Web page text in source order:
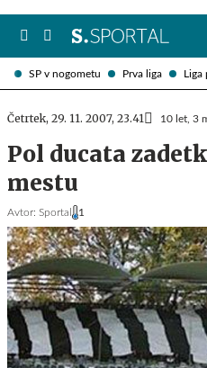
SP v nogometu Prva liga Liga
Četrtek, 29. 11. 2007, 23.41 10 let, 3
Pol ducata
mestu
Avtor: Sportal 1